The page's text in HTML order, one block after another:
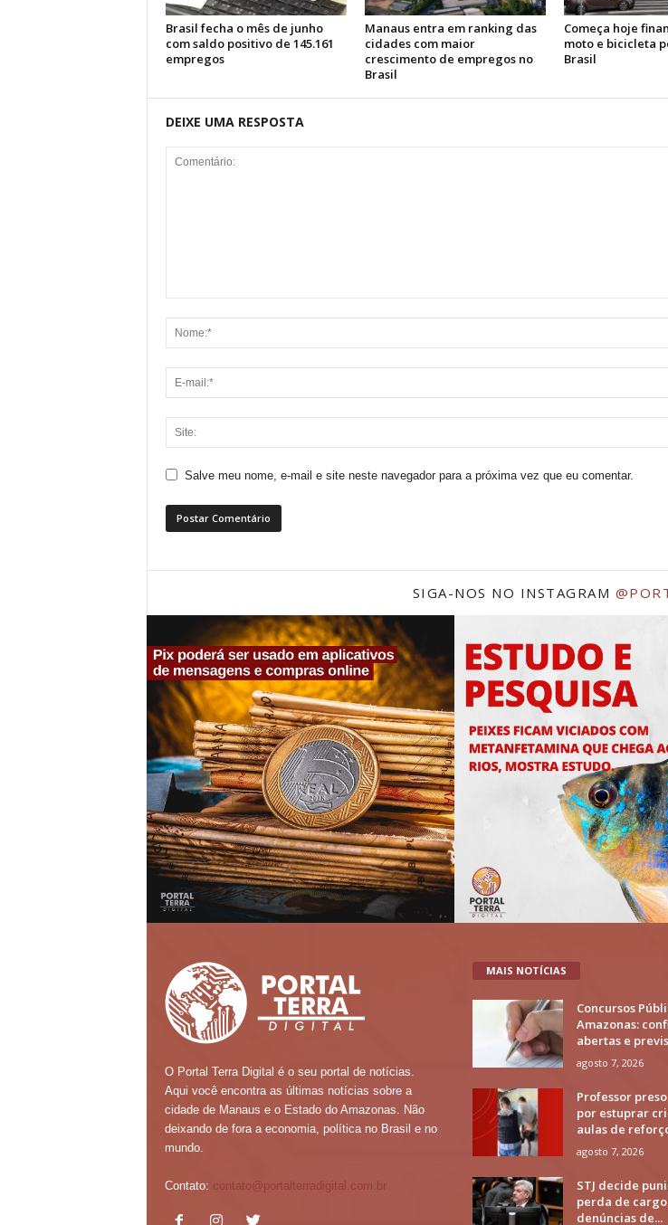
Brasil fecha o mês de junho
com saldo positivo de 145.161
empregos
Manaus entra em ranking das
cidades com maior
crescimento de empregos no
Brasil
Começa hoje
moto e bicicleta
Brasil
DEIXE UMA RESPOSTA
Salve meu nome, e-mail e site neste navegador para a próxima vez que eu comentar.
SIGA-NOS NO INSTAGRAM
O Portal Terra Digital é o seu portal de notícias.
Aqui você encontra as últimas notícias sobre a
cidade de Manaus e o Estado do Amazonas. Não
deixando de fora a economia, política no Brasil e no
mundo.
Contato: contato@portalterradigital.com.br
MAIS NOTÍCIAS
Concursos
Amazonas:
abertas e
agosto 7, 2026
Professor
por estuprar
aulas de
agosto 7, 2026
STJ decide
perda de cargo
denúncias de...